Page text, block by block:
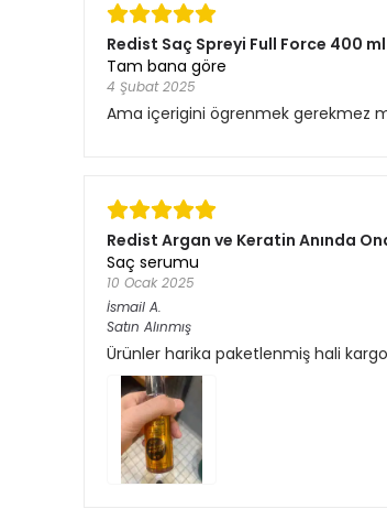
Redist Saç Spreyi Full Force 400
Tam bana göre
4 Şubat 2025
Ama içerigini ögrenmek gerekmez
Redist Argan ve Keratin Anında
Saç serumu
10 Ocak 2025
İsmail A.
Satın Alınmış
Ürünler harika paketlenmiş hali